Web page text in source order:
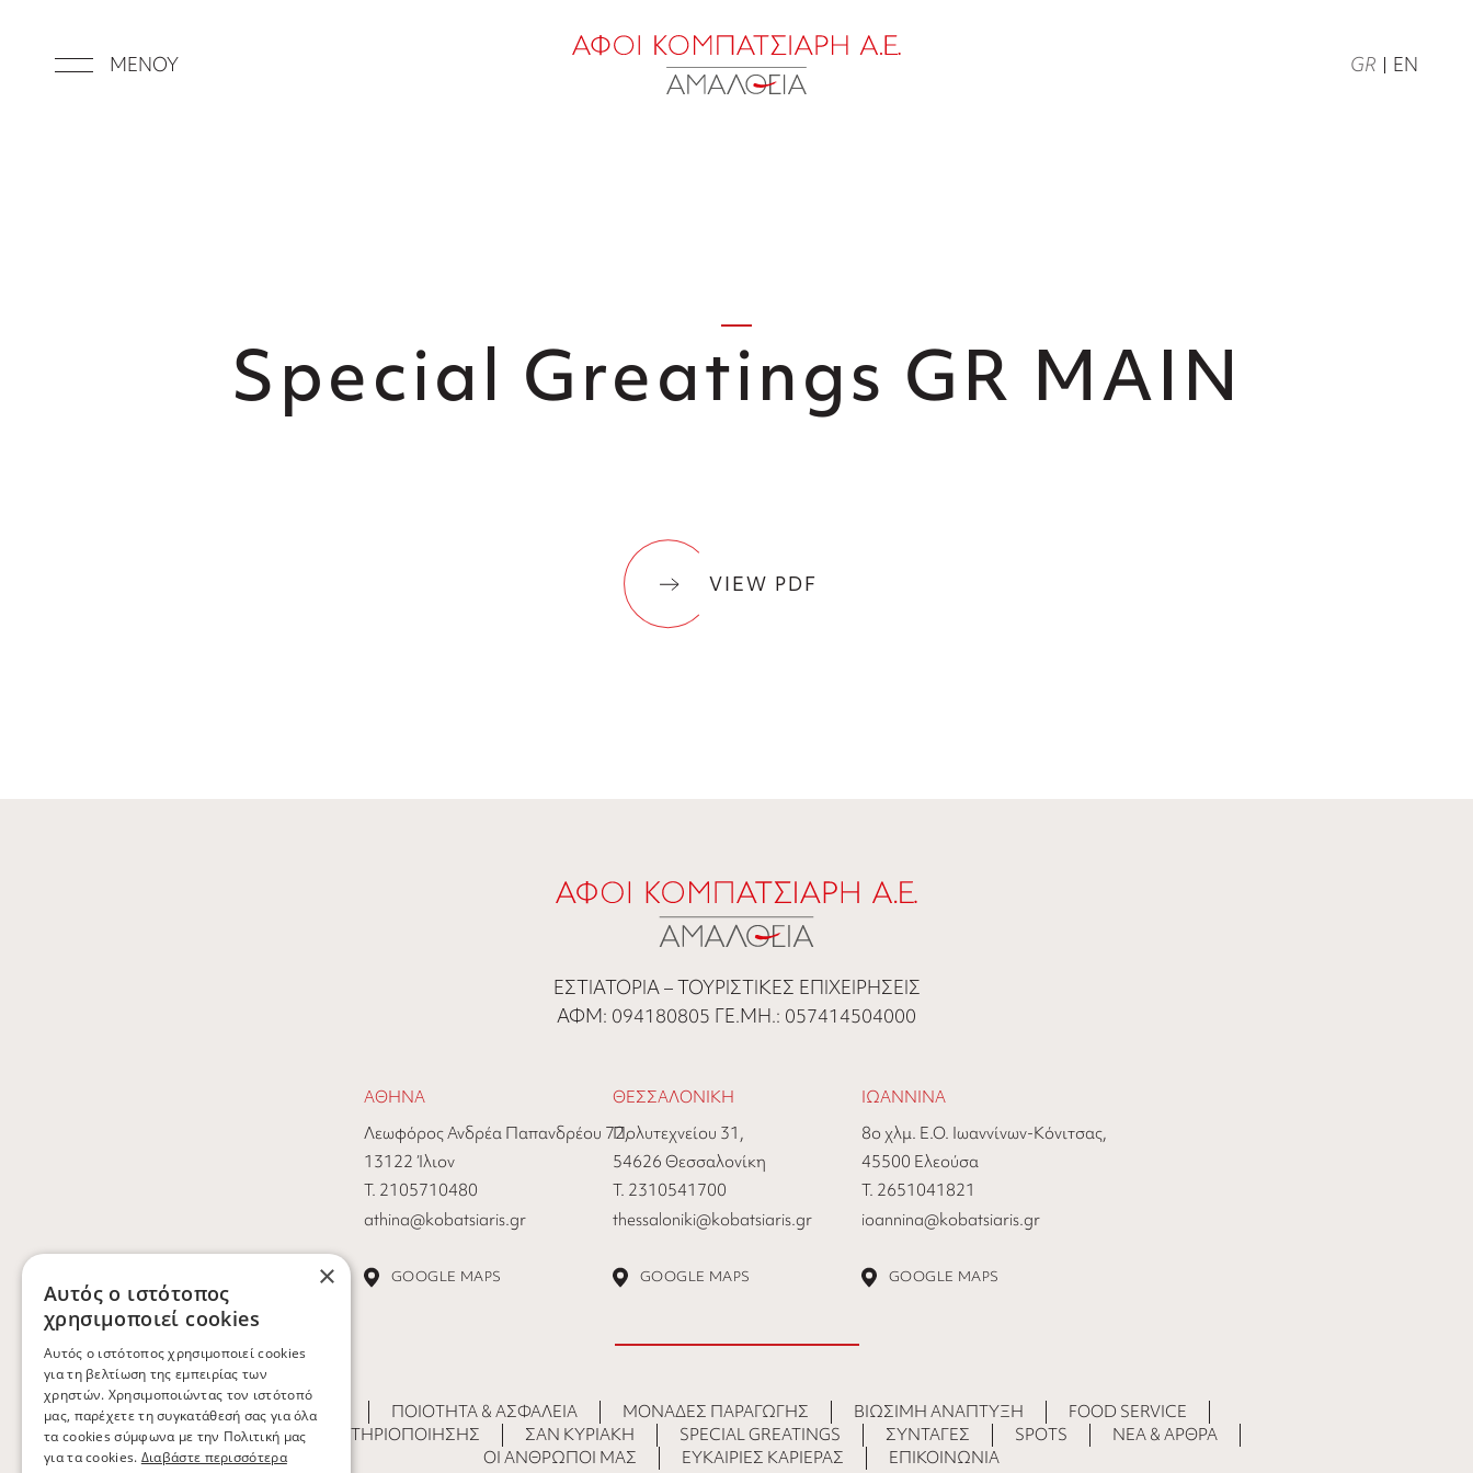
ΜΕΝΟΥ GR EN
Special Greatings GR MAIN
VIEW PDF
ΕΣΤΙΑΤΟΡΙΑ – ΤΟΥΡΙΣΤΙΚΕΣ ΕΠΙΧΕΙΡΗΣΕΙΣ
ΑΦΜ: 094180805 ΓΕ.ΜΗ.: 057414504000
ΑΘΗΝΑ
Λεωφόρος Ανδρέα Παπανδρέου 72,
13122 Ίλιον
Τ. 2105710480
athina@kobatsiaris.gr
GOOGLE MAPS
ΘΕΣΣΑΛΟΝΙΚΗ
Πολυτεχνείου 31,
54626 Θεσσαλονίκη
Τ. 2310541700
thessaloniki@kobatsiaris.gr
GOOGLE MAPS
ΙΩΑΝΝΙΝΑ
8ο χλμ. Ε.Ο. Ιωαννίνων-Κόνιτσας,
45500 Ελεούσα
Τ. 2651041821
ioannina@kobatsiaris.gr
GOOGLE MAPS
ΦΙΛΟΣΟΦΊΑ ΠΟΙΌΤΗΤΑ & ΑΣΦΆΛΕΙΑ ΜΟΝΆΔΕΣ ΠΑΡΑΓΩΓΉΣ ΒΙΏΣΙΜΗ ΑΝΆΠΤΥΞΗ
FOOD SERVICE
ΤΟΜΕΊΣ ΔΡΑΣΤΗΡΙΟΠΟΊΗΣΗΣ
ΣΑΝ ΚΥΡΙΑΚΉ SPECIAL GREATINGS ΣΥΝΤΑΓΈΣ SPOTS
ΝΕΑ & ΑΡΘΡΑ
ΟΙ ΆΝΘΡΩΠΟΙ ΜΑΣ
ΕΥΚΑΙΡΊΕΣ ΚΑΡΙΈΡΑΣ ΕΠΙΚΟΙΝΩΝΙΑ
×
Αυτός ο ιστότοπος
χρησιμοποιεί cookies
Αυτός ο ιστότοπος χρησιμοποιεί cookies
για τη βελτίωση της εμπειρίας των
χρηστών. Χρησιμοποιώντας τον ιστότοπό
μας, παρέχετε τη συγκατάθεσή σας για όλα
τα cookies σύμφωνα με την Πολιτική μας
για τα cookies. Διαβάστε περισσότερα